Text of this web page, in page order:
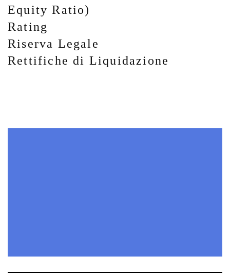
Equity Ratio)
Rating
Riserva Legale
Rettifiche di Liquidazione